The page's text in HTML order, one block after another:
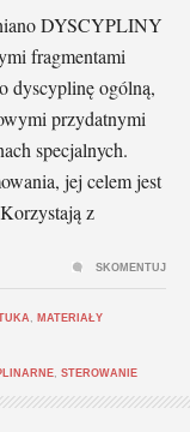
DYSCYPLINY
fragmentami
ogólną,
przydatnymi
specjalnych.
jej celem jest
z
MATERIAŁY
STEROWANIE
SKOMENTUJ